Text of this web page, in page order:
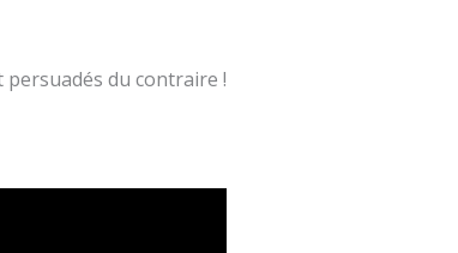
du contraire !